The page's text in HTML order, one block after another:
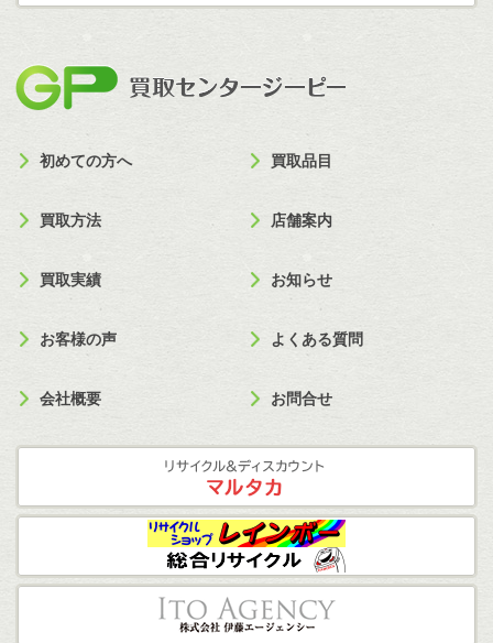
初めての方へ 買取品目
買取方法 店舗案内
買取実績 お知らせ
お客様の声 よくある質問
会社概要 お問合せ